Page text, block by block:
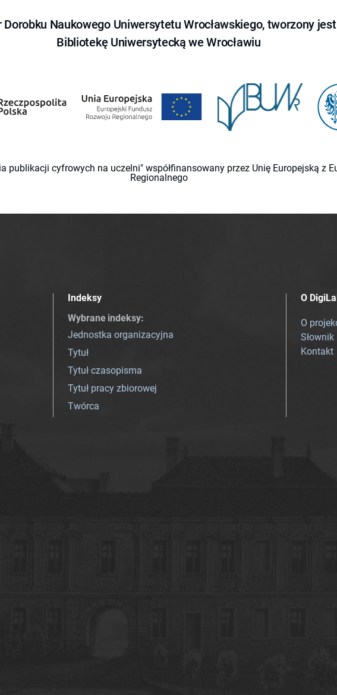
Dorobku Naukowego Uniwersytetu Wrocławskiego, tworzony
Bibliotekę Uniwersytecką we Wrocławiu
publikacji cyfrowych na uczelni" współfinansowany przez Unię Europejską z
Regionalnego
Indeksy
Wybrane indeksy:
Jednostka organizacyjna
Tytuł
Tytuł czasopisma
Tytuł pracy zbiorowej
Twórca
O
O
Słownik
Kontakt